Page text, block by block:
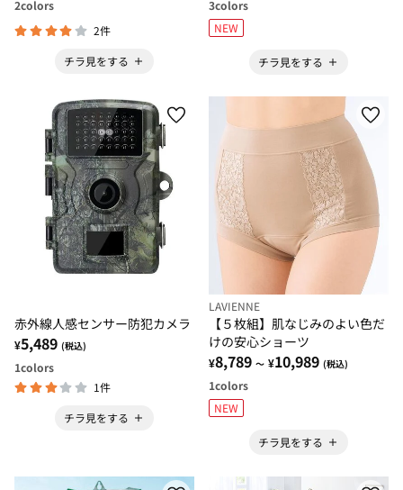
2colors
2件
チラ見をする
3colors
NEW
チラ見をする
赤外線人感センサー防犯カメラ
¥5,489 (税込)
1colors
1件
チラ見をする
LAVIENNE
【５枚組】肌なじみのよい色だ
けの安心ショーツ
¥8,789 ～ ¥10,989 (税込)
1colors
NEW
チラ見をする